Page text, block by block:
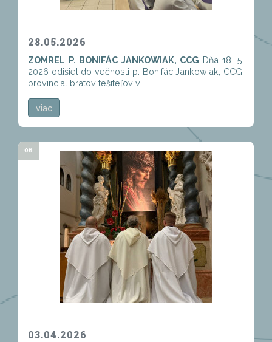
28.05.2026
ZOMREL P. BONIFÁC JANKOWIAK, CCG Dňa 18. 5.
2026 odišiel do večnosti p. Bonifác Jankowiak, CCG,
provinciál bratov tešiteľov v…
viac
06
03.04.2026